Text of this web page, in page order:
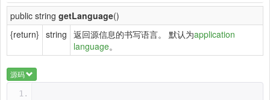
public string getLanguage()
{return} string 返回源信息的书写语言。 默认为application
language。
源码